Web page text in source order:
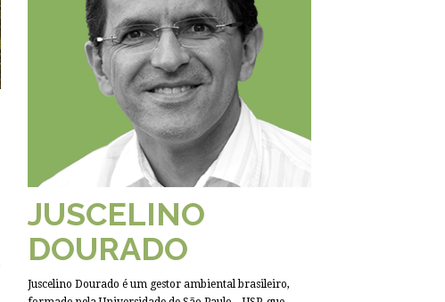
JUSCELINO
DOURADO
Juscelino Dourado é um gestor ambiental brasileiro,